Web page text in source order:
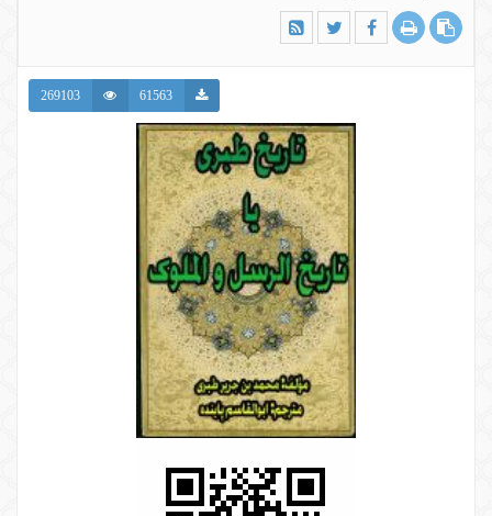
61563
269103